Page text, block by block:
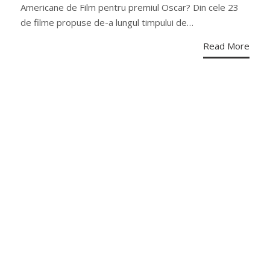
Americane de Film pentru premiul Oscar? Din cele 23
de filme propuse de-a lungul timpului de…
Read More